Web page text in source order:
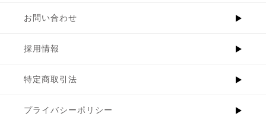
お問い合わせ
採用情報
特定商取引法
プライバシーポリシー